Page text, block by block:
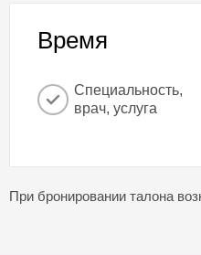
Время
Специальность,
врач, услуга
При бронировании талона